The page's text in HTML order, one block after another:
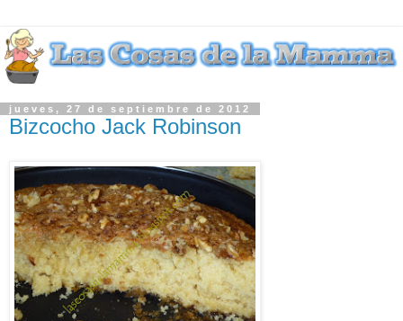
jueves, 27 de septiembre de 2012
Bizcocho Jack Robinson